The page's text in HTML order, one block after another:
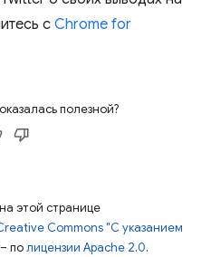
с Chrome for
полезной?
этой странице
Commons "С указанием
полицензии Apache 2.0.